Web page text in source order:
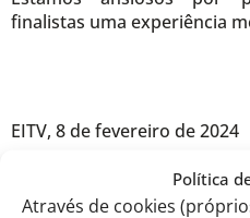
Política
Através de cookies
finalistas uma experiência
EITV, 8 de fevereiro de 2024
Com os melhores